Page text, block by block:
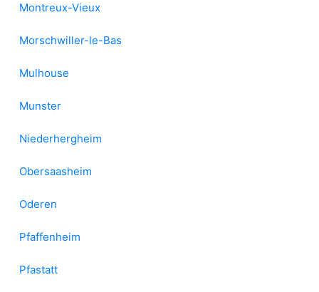
Montreux-Vieux
Morschwiller-le-Bas
Mulhouse
Munster
Niederhergheim
Obersaasheim
Oderen
Pfaffenheim
Pfastatt